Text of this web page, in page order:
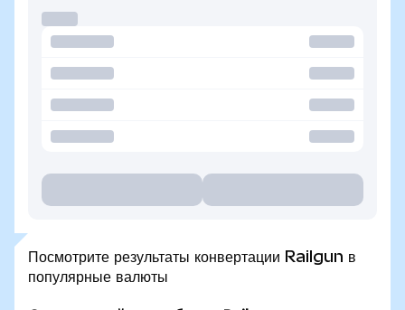
Посмотрите результаты конвертации Railgun в
популярные валюты